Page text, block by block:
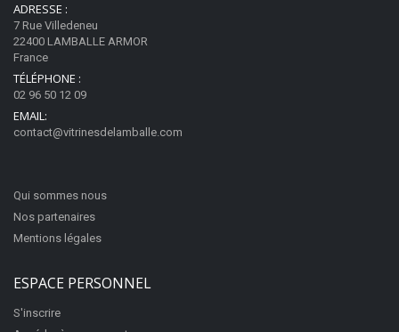
ADRESSE :
7 Rue Villedeneu
22400 LAMBALLE ARMOR
France
TÉLÉPHONE :
02 96 50 12 09
EMAIL:
contact@vitrinesdelamballe.com
Qui sommes nous
Nos partenaires
Mentions légales
ESPACE PERSONNEL
S'inscrire